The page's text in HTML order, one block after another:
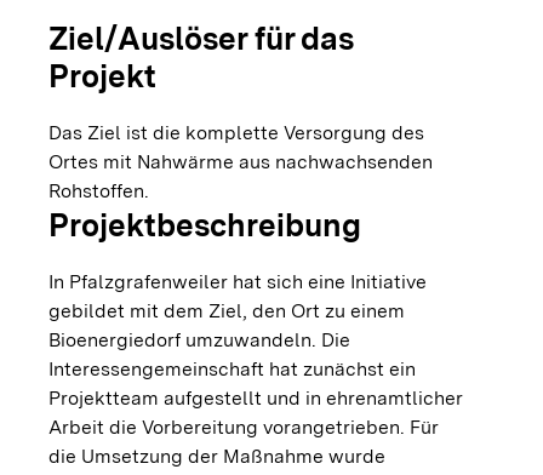
Ziel/Auslöser für das
Projekt
Das Ziel ist die komplette Versorgung des
Ortes mit Nahwärme aus nachwachsenden
Rohstoffen.
Projektbeschreibung
In Pfalzgrafenweiler hat sich eine Initiative
gebildet mit dem Ziel, den Ort zu einem
Bioenergiedorf umzuwandeln. Die
Interessengemeinschaft hat zunächst ein
Projektteam aufgestellt und in ehrenamtlicher
Arbeit die Vorbereitung vorangetrieben. Für
die Umsetzung der Maßnahme wurde